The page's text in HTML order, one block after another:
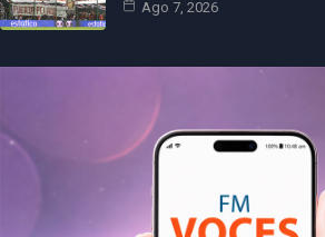
Ago 7, 2026